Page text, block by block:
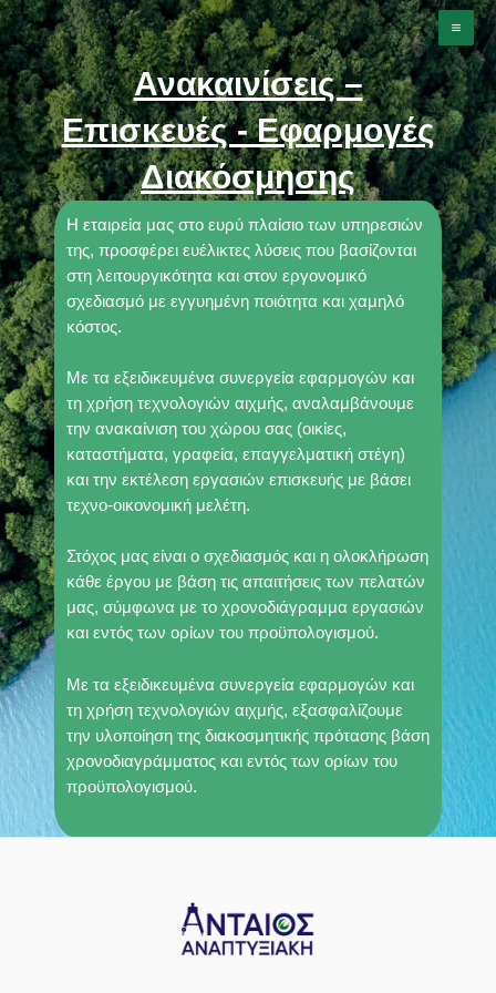
Skip
content
Ανακαινίσεις –
Επισκευές - Εφαρμογές
Διακόσμησης
Η εταιρεία μας στο ευρύ πλαίσιο των υπηρεσιών
της, προσφέρει ευέλικτες λύσεις που βασίζονται
στη λειτουργικότητα και στον εργονομικό
σχεδιασμό με εγγυημένη ποιότητα και χαμηλό
κόστος.
Με τα εξειδικευμένα συνεργεία εφαρμογών και
τη χρήση τεχνολογιών αιχμής, αναλαμβάνουμε
την ανακαίνιση του χώρου σας (οικίες,
καταστήματα, γραφεία, επαγγελματική στέγη)
και την εκτέλεση εργασιών επισκευής με βάσει
τεχνο-οικονομική μελέτη.
Στόχος μας είναι ο σχεδιασμός και η ολοκλήρωση
κάθε έργου με βάση τις απαιτήσεις των πελατών
μας, σύμφωνα με το χρονοδιάγραμμα εργασιών
και εντός των ορίων του προϋπολογισμού.
Με τα εξειδικευμένα συνεργεία εφαρμογών και
τη χρήση τεχνολογιών αιχμής, εξασφαλίζουμε
την υλοποίηση της διακοσμητικής πρότασης βάση
χρονοδιαγράμματος και εντός των ορίων του
προϋπολογισμού.